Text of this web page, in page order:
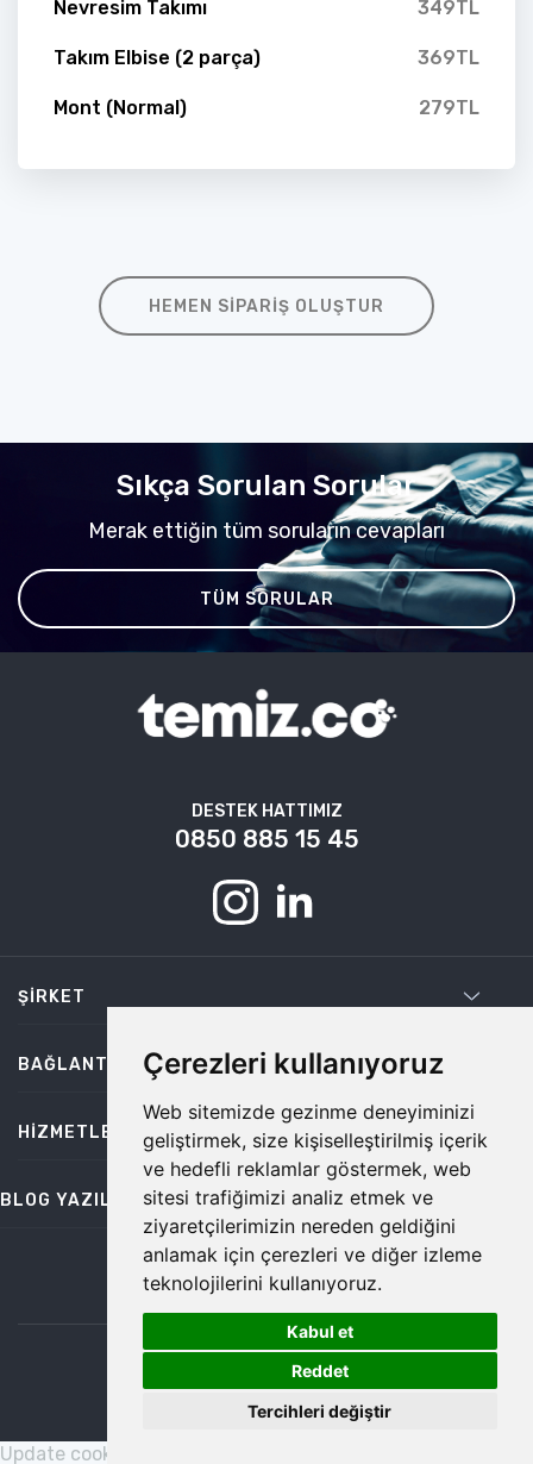
Çerezleri kullanıyoruz
Web sitemizde gezinme deneyiminizi
geliştirmek, size kişiselleştirilmiş içerik
ve hedefli reklamlar göstermek, web
sitesi trafiğimizi analiz etmek ve
ziyaretçilerimizin nereden geldiğini
anlamak için çerezleri ve diğer izleme
teknolojilerini kullanıyoruz.
Kabul et
Reddet
Tercihleri değiştir
Nevresim Takımı 349TL
Takım Elbise (2 parça) 369TL
Mont (Normal) 279TL
HEMEN SIPARIŞ OLUŞTUR
Sıkça Sorulan Sorular
Merak ettiğin tüm soruların cevapları
TÜM SORULAR
DESTEK HATTIMIZ
0850 885 15 45
ŞIRKET
BAĞLANTILAR
HIZMETLER
BLOG YAZILARI
bilgi@temiz.co
©2026 Temiz, Her Hakkı Saklıdır.
Update cookies preferences